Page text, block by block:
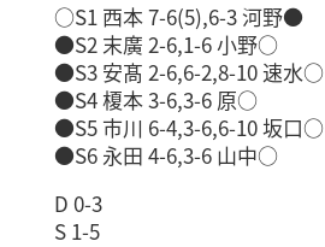
○S1 西本 7-6(5),6-3 河野●
●S2 末廣 2-6,1-6 小野○
●S3 安髙 2-6,6-2,8-10 速水○
●S4 榎本 3-6,3-6 原○
●S5 市川 6-4,3-6,6-10 坂口○
●S6 永田 4-6,3-6 山中○
D 0-3
S 1-5